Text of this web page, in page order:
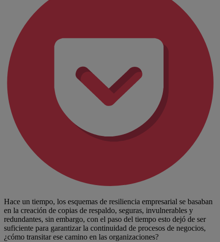
Hace un tiempo, los esquemas de resiliencia empresarial se basaban
en la creación de copias de respaldo, seguras, invulnerables y
redundantes, sin embargo, con el paso del tiempo esto dejó de ser
suficiente para garantizar la continuidad de procesos de negocios,
¿cómo transitar ese camino en las organizaciones?